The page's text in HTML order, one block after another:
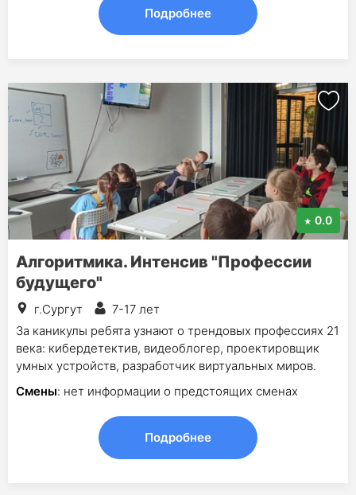
Подробнее
0.0
Алгоритмика. Интенсив "Профессии
будущего"
г.Сургут
7-17 лет
За каникулы ребята узнают о трендовых профессиях 21
века: кибердетектив, видеоблогер, проектировщик
умных устройств, разработчик виртуальных миров.
Смены: нет информации о предстоящих сменах
Подробнее